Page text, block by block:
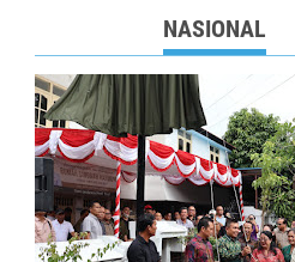
NASIONAL